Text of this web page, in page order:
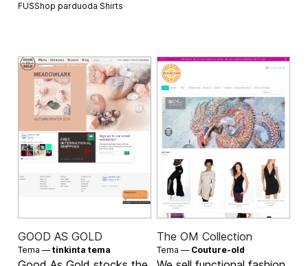
FUSShop parduoda Shirts
GOOD AS GOLD
Tema —tinkinta tema
The OM Collection
Tema — Couture-old